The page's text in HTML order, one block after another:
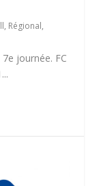
, Régional,
journée. FC